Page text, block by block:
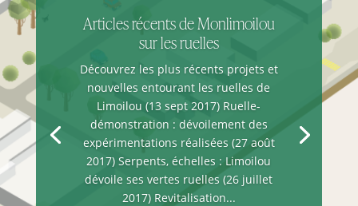
Articles récents de Monlimoilou
sur les ruelles
Découvrez les plus récents projets et
nouvelles entourant les ruelles de
Limoilou (13 sept 2017) Ruelle-
démonstration : dévoilement des
expérimentations réalisées (27 août
2017) Serpents, échelles : Limoilou
dévoile ses vertes ruelles (26 juillet
2017) Revitalisation...